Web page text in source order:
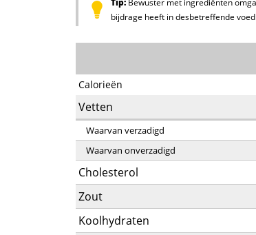
Tip: Bewuster met ingrediënten
bijdrage heeft in desbetreffende
Calorieën
Vetten
Waarvan verzadigd
Waarvan onverzadigd
Cholesterol
Zout
Koolhydraten